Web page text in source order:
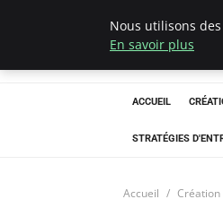
ACCUEIL
STRATÉGIES
Accueil
Nous utilisons
En savoir plus